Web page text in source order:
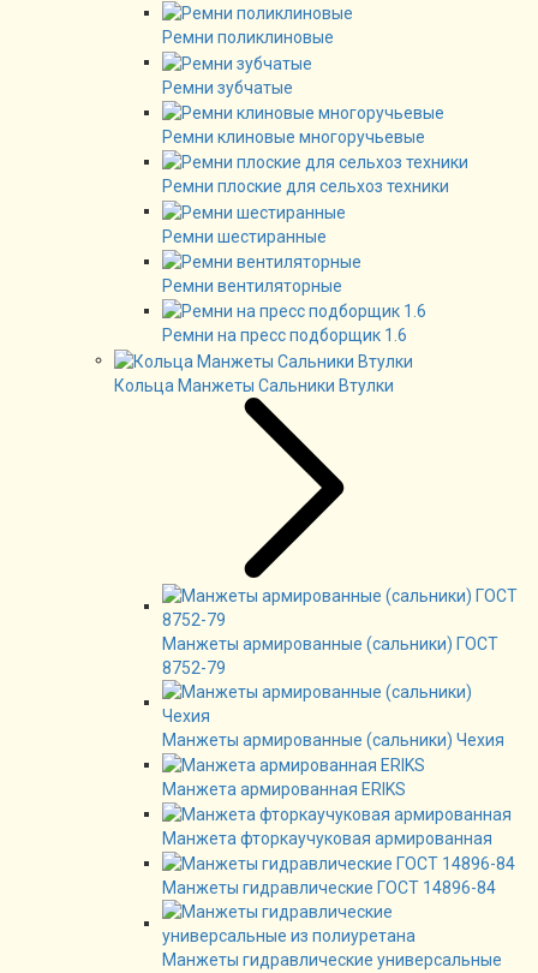
Ремни поликлиновые
Ремни зубчатые
Ремни клиновые многоручьевые
Ремни плоские для сельхоз техники
Ремни шестиранные
Ремни вентиляторные
Ремни на пресс подборщик 1.6
Кольца Манжеты Сальники Втулки
Манжеты армированные (сальники) ГОСТ
8752-79
Манжеты армированные (сальники) Чехия
Манжета армированная ERIKS
Манжета фторкаучуковая армированная
Манжеты гидравлические ГОСТ 14896-84
Манжеты гидравлические универсальные